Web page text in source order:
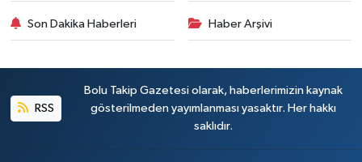
Son Dakika Haberleri Haber Arşivi
RSS
Bolu Takip Gazetesi olarak, haberlerimizin kaynak
gösterilmeden yayımlanması yasaktır. Her hakkı
saklıdır.